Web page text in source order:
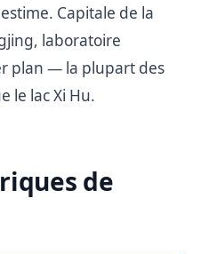
Capitale de la
laboratoire
plan — la plupart des
le lac Xi Hu.
de